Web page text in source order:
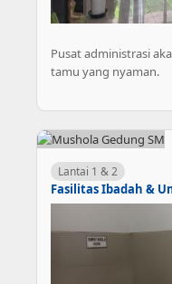
Pusat administrasi
tamu yang nyaman.
Lantai 1 & 2
Fasilitas Ibadah &